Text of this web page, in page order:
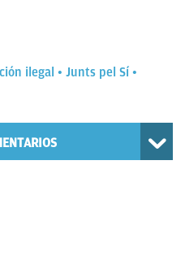
ilegal
Junts pel Sí